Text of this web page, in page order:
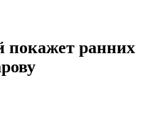
ранних